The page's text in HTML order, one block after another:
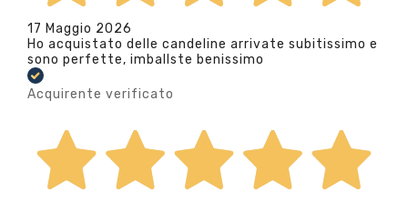
17 Maggio 2026
Ho acquistato delle candeline arrivate subitissimo e
sono perfette, imballste benissimo
Acquirente verificato